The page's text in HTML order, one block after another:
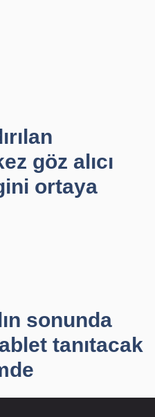
göz alıcı
ortaya
sonunda
tanıtacak